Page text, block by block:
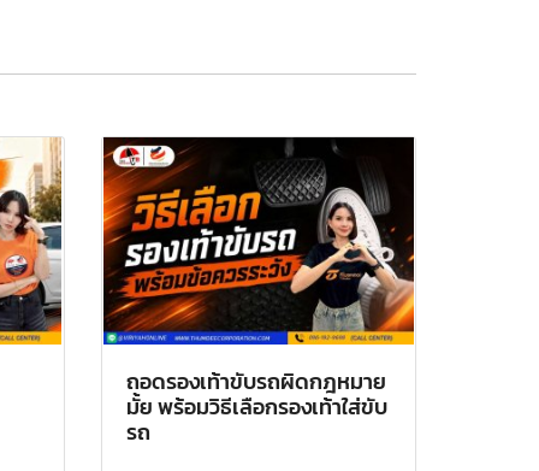
ถอดรองเท้าขับรถผิดกฎหมาย
มั้ย พร้อมวิธีเลือกรองเท้าใส่ขับ
รถ